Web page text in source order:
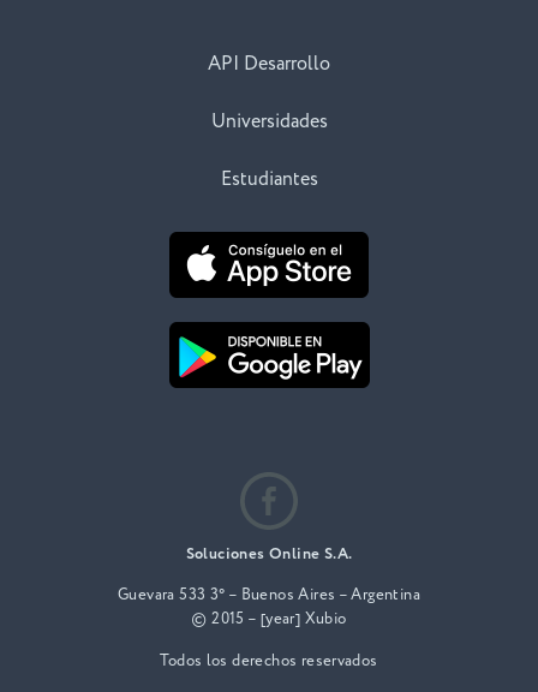
API Desarrollo
Universidades
Estudiantes
Soluciones Online S.A.
Guevara 533 3° – Buenos Aires – Argentina
© 2015 – [year] Xubio
Todos los derechos reservados